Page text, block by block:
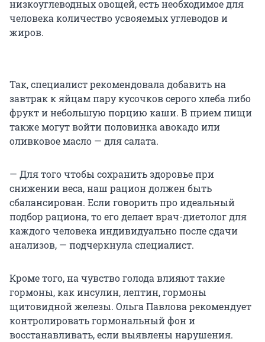
низкоуглеводных овощей, есть необходимое для
человека количество усвояемых углеводов и
жиров.
Так, специалист рекомендовала добавить на
завтрак к яйцам пару кусочков серого хлеба либо
фрукт и небольшую порцию каши. В прием пищи
также могут войти половинка авокадо или
оливковое масло — для салата.
— Для того чтобы сохранить здоровье при
снижении веса, наш рацион должен быть
сбалансирован. Если говорить про идеальный
подбор рациона, то его делает врач-диетолог для
каждого человека индивидуально после сдачи
анализов, — подчеркнула специалист.
Кроме того, на чувство голода влияют такие
гормоны, как инсулин, лептин, гормоны
щитовидной железы. Ольга Павлова рекомендует
контролировать гормональный фон и
восстанавливать, если выявлены нарушения.